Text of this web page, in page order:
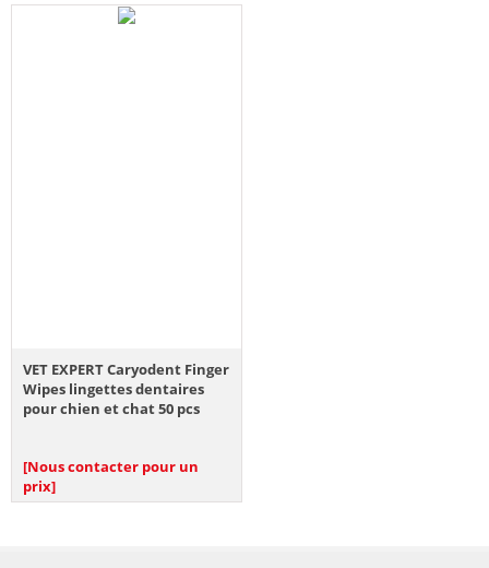
VET EXPERT Caryodent Finger
Wipes lingettes dentaires
pour chien et chat 50 pcs
[Nous contacter pour un
prix]